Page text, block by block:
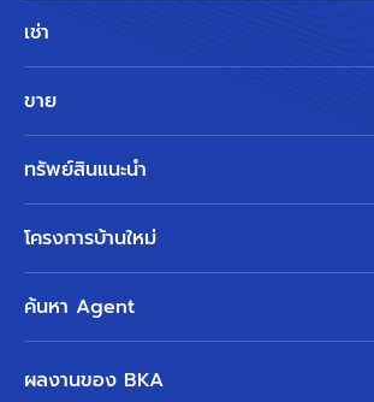
เช่า
ขาย
ทรัพย์สินแนะนำ
โครงการบ้านใหม่
ค้นหา Agent
ผลงานของ BKA